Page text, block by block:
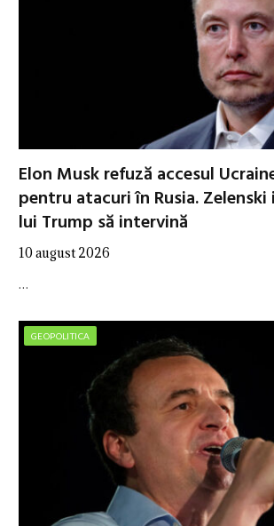
Elon Musk refuză accesul
pentru atacuri în Rusia.
lui Trump să intervină
10 august 2026
…
GEOPOLITICA